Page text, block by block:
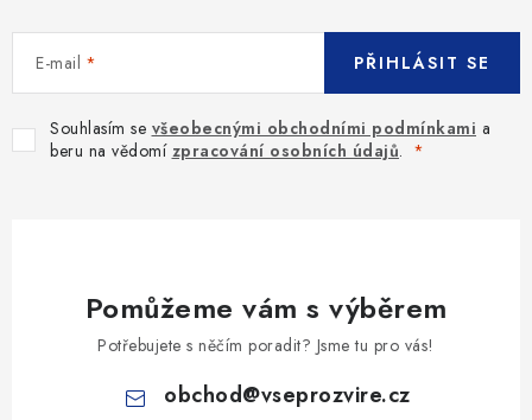
E-mail
Souhlasím se všeobecnými obchodními podmínkami a
beru na vědomí zpracování osobních údajů.
PŘIHLÁSIT SE
Pomůžeme vám s výběrem
Potřebujete s něčím poradit? Jsme tu pro vás!
obchod@vseprozvire.cz